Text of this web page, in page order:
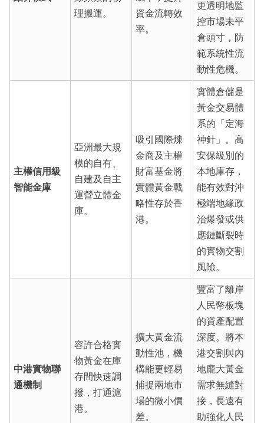
理搬運。
資金流轉效
率。
更透明地監
控市場未平
倉頭寸，防
範系統性流
動性危機。
主權信用級
智能金庫
亞洲最大規
模的自有、
自建及自主
運營立體金
庫。
吸引國際煉
金商及主權
財富基金將
實體黃金戰
略性存於香
港。
實體倉儲是
黃金交易體
系的「定海
神針」。高
安保級別的
本地庫存，
能有效對沖
極端地緣政
治爆發或供
應鏈斷裂時
的實物交割
風險。
中港實物聯
通機制
容許合格實
物黃金在庫
存間快速調
撥，打通滬
港。
擴大黃金流
動性池，機
構能更輕易
捕捉兩地市
場的微小價
差。
豐富了離岸
人民幣板塊
的資產配置
深度。將本
港交割與內
地龐大黃金
需求無縫對
接，長遠有
助強化人民